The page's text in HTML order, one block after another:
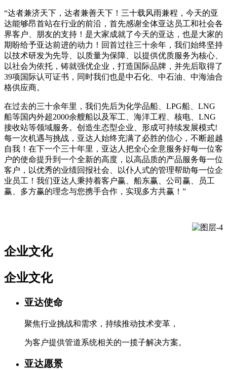
“达者兼济天下，达者兼善天下！三十载风雨兼程，今天的亚
达能够昂首站在行业的前沿，首先感谢全体亚达员工和社会各
界客户、朋友的支持！是大家成就了今天的亚达，也是大家的
期盼给予亚达前进的动力！回首过往三十余年，我们始终坚持
以技术研发为先导、以质量为保障、以提供优质服务为核心、
以社会为依托，铸就强优企业，打造国际品牌，并先后取得了
39项国际认可证书，同时我们也是中石化、中石油、中海油合
格供应商。
在过去的三十余年里，我们先后为化学品船、LPG船、LNG
船等国内外超2000余艘船以及军工、海洋工程、核电、LNG
接收站等领域服务。创造生态型企业、形成可持续发展模式!
每一次机遇与挑战，亚达人始终充满了必胜的信心，不断超越
自我！在下一个三十年里，亚达人把全心全意服务好每一位客
户的使命提升到一个全新的高度，以高品质的产品服务每一位
客户，以优秀的业绩回报社会、以仆人式的管理帮助每一位企
业员工！我们亚达人秉持着客户赢、船东赢、公司赢、员工
赢、多方赢的理念与您携手合作，实现多方共赢！”
企业文化
企业文化
亚达使命
聚焦行业挑战和需求，持续推动技术变革，
为客户提供管道系统相关的一揽子解决方案。
亚达愿景